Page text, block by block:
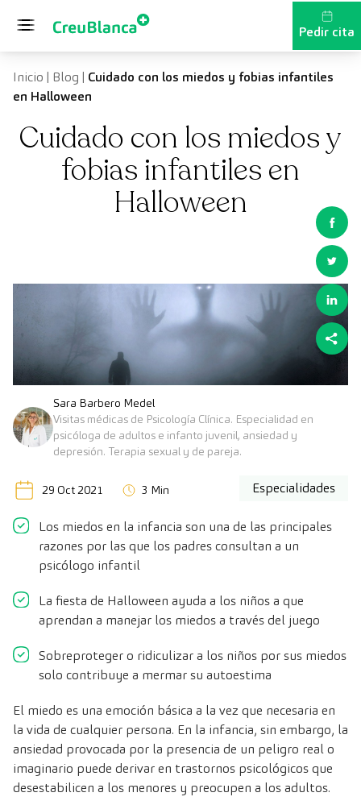
Pedir cita
Inicio | Blog | Cuidado con los miedos y fobias infantiles
en Halloween
Cuidado con los miedos y
fobias infantiles en
Halloween
Sara Barbero Medel
Visitas médicas de Psicología Clínica. Especialidad en
psicóloga de adultos e infanto juvenil, ansiedad y
depresión. Terapia sexual y de pareja.
29 Oct 2021 3 Min Especialidades
Los miedos en la infancia son una de las principales
razones por las que los padres consultan a un
psicólogo infantil
La fiesta de Halloween ayuda a los niños a que
aprendan a manejar los miedos a través del juego
Sobreproteger o ridiculizar a los niños por sus miedos
solo contribuye a mermar su autoestima
El miedo es una emoción básica a la vez que necesaria en
la vida de cualquier persona. En la infancia, sin embargo, la
ansiedad provocada por la presencia de un peligro real o
imaginario puede derivar en trastornos psicológicos que
desestabilicen a los menores y preocupen a los adultos.